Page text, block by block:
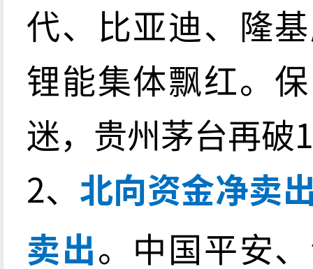
代、比亚迪、隆
锂能集体飘红。
迷，贵州茅台再破
2、 北向资金净卖
卖出。中国平安